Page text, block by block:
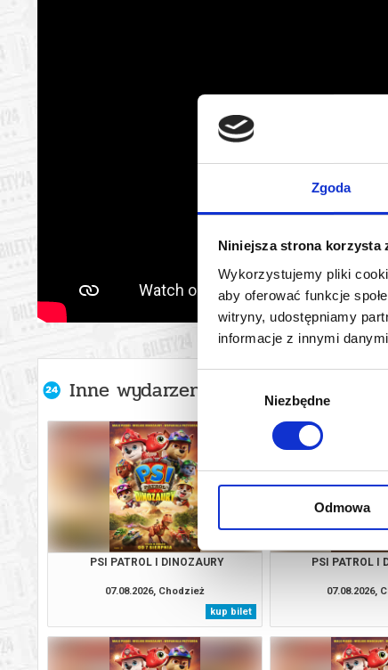
Zgoda
Niniejsza strona korzysta
Wykorzystujemy pliki
aby oferować funkcje
witryny, udostępniamy
informacje z innymi
Niezbędne
Odmowa
Inne wydarzenia organizatora
PSI PATROL I DINOZAURY
07.08.2026, Chodzież
kup bilet
PSI PATROL I
07.08.2026,